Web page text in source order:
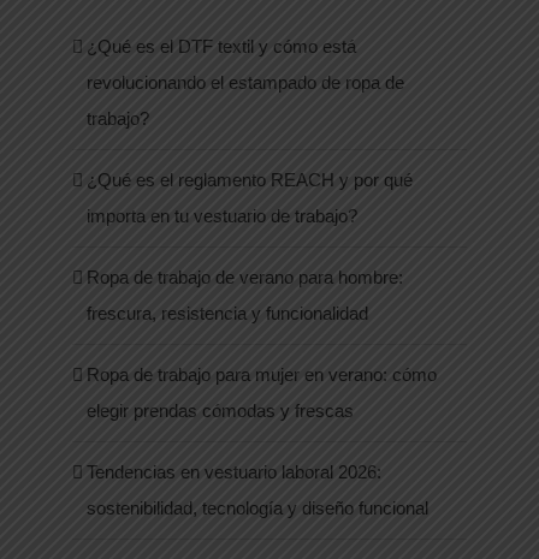
¿Qué es el DTF textil y cómo está
revolucionando el estampado de ropa de
trabajo?
¿Qué es el reglamento REACH y por qué
importa en tu vestuario de trabajo?
Ropa de trabajo de verano para hombre:
frescura, resistencia y funcionalidad
Ropa de trabajo para mujer en verano: cómo
elegir prendas cómodas y frescas
Tendencias en vestuario laboral 2026:
sostenibilidad, tecnología y diseño funcional